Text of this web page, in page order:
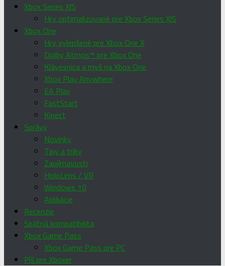
Xbox Series X|S
Hry optimalizované pre Xbox Series X|S
Xbox One
Hry vylepšené pre Xbox One X
Dolby Atmos™ pre Xbox One
Klávesnica a myš na Xbox One
Xbox Play Anywhere
EA Play
FastStart
Kinect
Správy
Novinky
Tipy a triky
Zaujímavosti
HoloLens / VR
Windows 10
Aplikácie
Recenzie
Spätná kompatibilita
Xbox Game Pass
Xbox Game Pass pre PC
Píš pre Xboxer